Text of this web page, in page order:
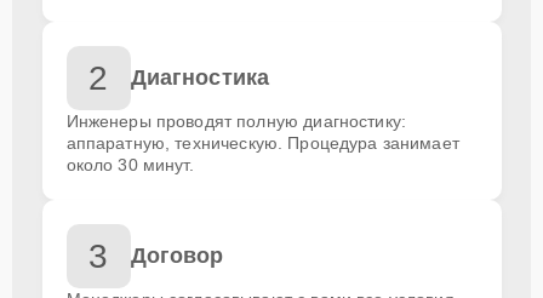
2 Диагностика
Инженеры проводят полную диагностику:
аппаратную, техническую. Процедура занимает
около 30 минут.
3 Договор